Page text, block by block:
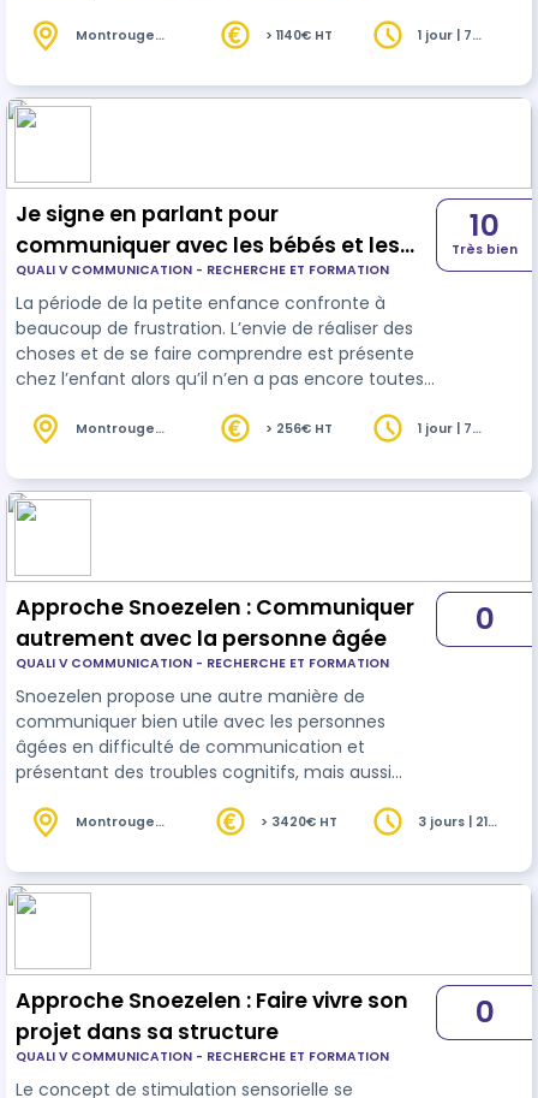
différentes manières : en l’observant, en
espace de jeu libre ou encore en jouant avec
l’enfant. Le jeu peut aussi être un très bon outil …
Montrouge
> 1140€ HT
1 jour | 7
Je signe en parlant pour
communiquer avec les bébés et les
jeunes enfants
QUALI V COMMUNICATION - RECHERCHE ET FORMATION
La période de la petite enfance confronte à
beaucoup de frustration. L’envie de réaliser des
choses et de se faire comprendre est présente
chez l’enfant alors qu’il n’en a pas encore toutes
d’imitation et de réalisation de petits gestes en
développement sont d’une grande utilité pour
permettre aux bébés d’interagir avec son
10
Très bien
Montrouge
> 256€ HT
1 jour | 7
Approche Snoezelen : Communiquer
autrement avec la personne âgée
QUALI V COMMUNICATION - RECHERCHE ET FORMATION
Snoezelen propose une autre manière de
communiquer bien utile avec les personnes
âgées en difficulté de communication et
présentant des troubles cognitifs, mais aussi
relation. Il est souvent difficile de faire vivre un
un pilote de projet sera d’une grande aide.
0
Montrouge
> 3420€ HT
3 jours | 21
Approche Snoezelen : Faire vivre son
projet dans sa structure
QUALI V COMMUNICATION - RECHERCHE ET FORMATION
Le concept de stimulation sensorielle se
0